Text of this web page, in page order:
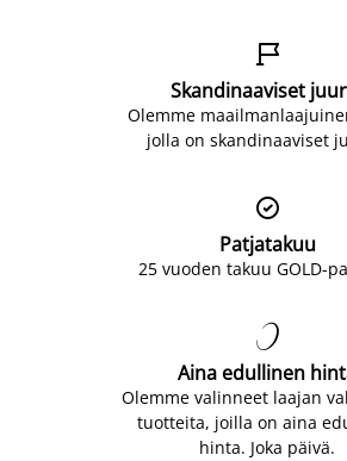

Skandinaaviset
Olemme
jolla on skandinaaviset

Patjatakuu
25 vuoden takuu GOLD-

Aina edullinen
Olemme valinneet laajan
tuotteita, joilla on aina
hinta. Joka päivä.